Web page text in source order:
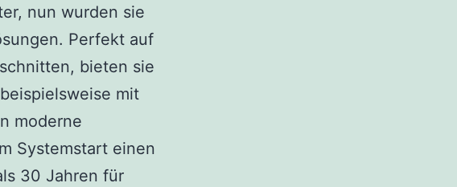
nun wurden sie
Perfekt auf
bieten sie
mit
moderne
Systemstart einen
30 Jahren für